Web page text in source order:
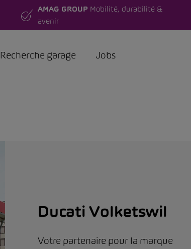
AMAG GROUP Mobilité, durabilité &
avenir
Recherche garage Jobs
Ducati Volketswil
Votre partenaire pour la marque